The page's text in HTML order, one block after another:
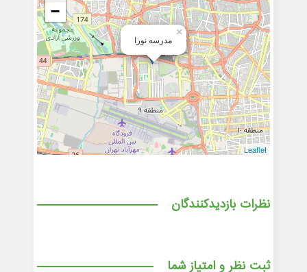
مدرسه نورا
×
−
Leaflet
نظرات بازدیدکنندگان
ثبت نظر و امتیاز شما